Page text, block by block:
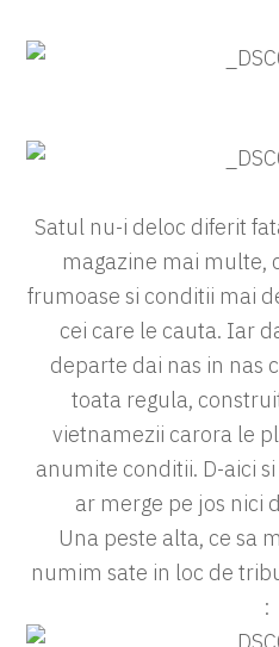
Satul nu-i deloc diferit
magazine mai multe,
frumoase si conditii mai
cei care le cauta. Iar
departe dai nas in nas
toata regula,
vietnamezii carora le
anumite conditii. D-aici
ar merge pe jos nici
Una peste alta, ce sa
numim sate in loc de
: